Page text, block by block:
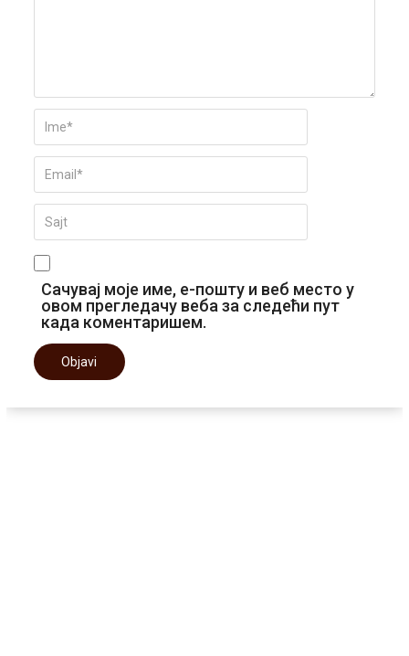
Сачувај моје име, е-пошту и веб место у
овом прегледачу веба за следећи пут
када коментаришем.